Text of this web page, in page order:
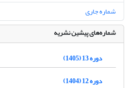
شماره جاری
شماره‌های پیشین نشریه
دوره 13 (1405)
دوره 12 (1404)